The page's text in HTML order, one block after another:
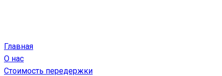
Главная
О нас
Стоимость передержки